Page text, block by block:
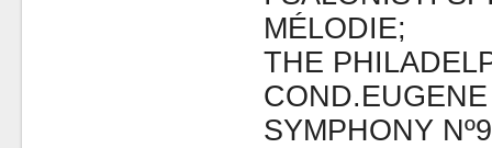
MÉLODIE;
THE
SYMPHONY